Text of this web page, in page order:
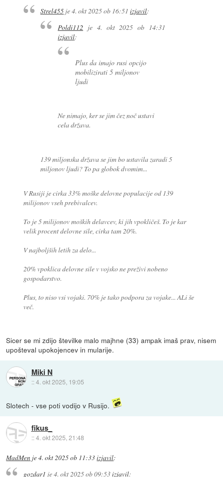
Strel455 je4. okt 2025 ob 16:51 izjavil:
Poldi112je 4. okt 2025 ob 14:31
izjavil:
Plus da imajo rusi opcijo
mobilizirati 5 miljonov
ljudi
Ne nimajo, ker se jim čez noč ustavi
cela država.
139 miljonska država se jim bo ustavila zaradi 5
miljonov ljudi? To pa globok dvomim...
V Rusiji je cirka 33% moške delovne populacije od 139
milijonov vseh prebivalcev.
To je 5 milijonov moških delavcev, ki jih vpokličeš. To je kar
velik procent delovne sile, cirka tam 20%.
V najboljših letih za delo...
20% vpoklica delovne sile v vojsko ne preživi nobeno
gospodarstvo.
Plus, to niso vsi vojaki. 70% je tako podpora za vojake... ALi še
več.
Sicer se mi zdijo številke malo majhne (33) ampak imaš prav, nisem
upošteval upokojencev in mularije.
Miki N
::4. okt 2025, 19:05
Slotech - vse poti vodijo v Rusijo.
fikus_
::4. okt 2025, 21:48
MadMen je4. okt 2025 ob 11:33izjavil:
gozdar1 je4. okt 2025 ob 09:53izjavil: